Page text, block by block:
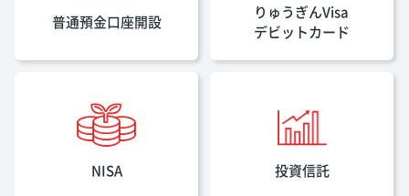
普通預金口座開設
りゅうぎんVisa
デビットカード
NISA 投資信託